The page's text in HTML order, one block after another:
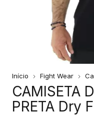
Início Fight Wear
CAMISETA
PRETA Dry